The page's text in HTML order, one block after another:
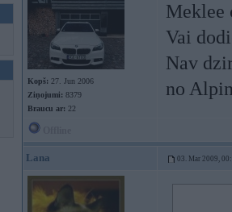
Kopš: 27. Jun 2006
Ziņojumi: 8379
Braucu ar: 22
Meklee
Vai
Nav
no
Lana 03. Mar 2009,